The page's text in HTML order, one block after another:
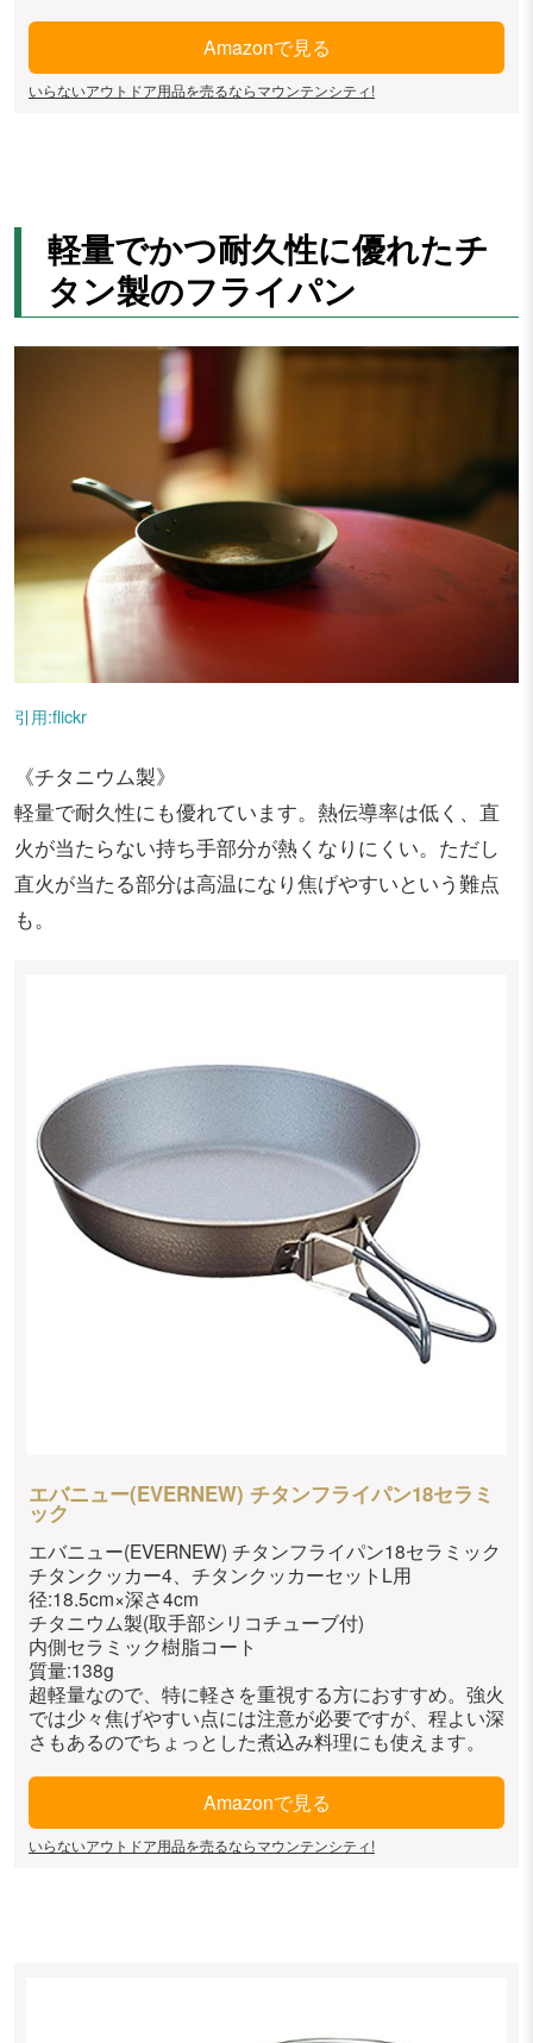
Amazonで見る
いらないアウトドア用品を売るならマウンテンシティ!
軽量でかつ耐久性に優れたチ
タン製のフライパン
引用:flickr
《チタニウム製》
軽量で耐久性にも優れています。熱伝導率は低く、直
火が当たらない持ち手部分が熱くなりにくい。ただし
直火が当たる部分は高温になり焦げやすいという難点
も。
エバニュー(EVERNEW) チタンフライパン18セラミ
ック
エバニュー(EVERNEW) チタンフライパン18セラミック
チタンクッカー4、チタンクッカーセットL用
径:18.5cm×深さ4cm
チタニウム製(取手部シリコチューブ付)
内側セラミック樹脂コート
質量:138g
超軽量なので、特に軽さを重視する方におすすめ。強火
では少々焦げやすい点には注意が必要ですが、程よい深
さもあるのでちょっとした煮込み料理にも使えます。
Amazonで見る
いらないアウトドア用品を売るならマウンテンシティ!